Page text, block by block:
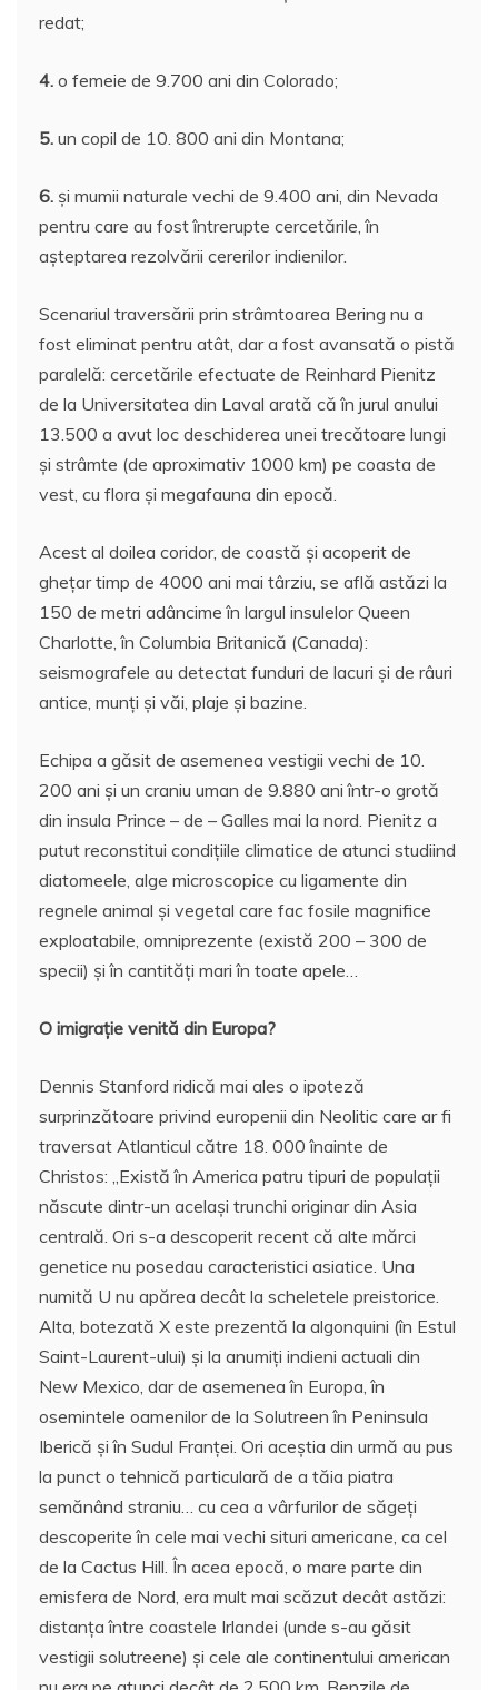
redat;
4. o femeie de 9.700 ani din Colorado;
5. un copil de 10. 800 ani din Montana;
6. şi mumii naturale vechi de 9.400 ani, din Nevada
pentru care au fost întrerupte cercetările, în
aşteptarea rezolvării cererilor indienilor.
Scenariul traversării prin strâmtoarea Bering nu a
fost eliminat pentru atât, dar a fost avansată o pistă
paralelă: cercetările efectuate de Reinhard Pienitz
de la Universitatea din Laval arată că în jurul anului
13.500 a avut loc deschiderea unei trecătoare lungi
şi strâmte (de aproximativ 1000 km) pe coasta de
vest, cu flora şi megafauna din epocă.
Acest al doilea coridor, de coastă şi acoperit de
gheţar timp de 4000 ani mai târziu, se află astăzi la
150 de metri adâncime în largul insulelor Queen
Charlotte, în Columbia Britanică (Canada):
seismografele au detectat funduri de lacuri şi de râuri
antice, munţi şi văi, plaje şi bazine.
Echipa a găsit de asemenea vestigii vechi de 10.
200 ani şi un craniu uman de 9.880 ani într-o grotă
din insula Prince – de – Galles mai la nord. Pienitz a
putut reconstitui condiţiile climatice de atunci studiind
diatomeele, alge microscopice cu ligamente din
regnele animal şi vegetal care fac fosile magnifice
exploatabile, omniprezente (există 200 – 300 de
specii) şi în cantităţi mari în toate apele…
O imigraţie venită din Europa?
Dennis Stanford ridică mai ales o ipoteză
surprinzătoare privind europenii din Neolitic care ar fi
traversat Atlanticul către 18. 000 înainte de
Christos: „Există în America patru tipuri de populaţii
născute dintr-un acelaşi trunchi originar din Asia
centrală. Ori s-a descoperit recent că alte mărci
genetice nu posedau caracteristici asiatice. Una
numită U nu apărea decât la scheletele preistorice.
Alta, botezată X este prezentă la algonquini (în Estul
Saint-Laurent-ului) şi la anumiţi indieni actuali din
New Mexico, dar de asemenea în Europa, în
osemintele oamenilor de la Solutreen în Peninsula
Iberică şi în Sudul Franţei. Ori aceştia din urmă au pus
la punct o tehnică particulară de a tăia piatra
semănând straniu… cu cea a vârfurilor de săgeţi
descoperite în cele mai vechi situri americane, ca cel
de la Cactus Hill. În acea epocă, o mare parte din
emisfera de Nord, era mult mai scăzut decât astăzi:
distanţa între coastele Irlandei (unde s-au găsit
vestigii solutreene) şi cele ale continentului american